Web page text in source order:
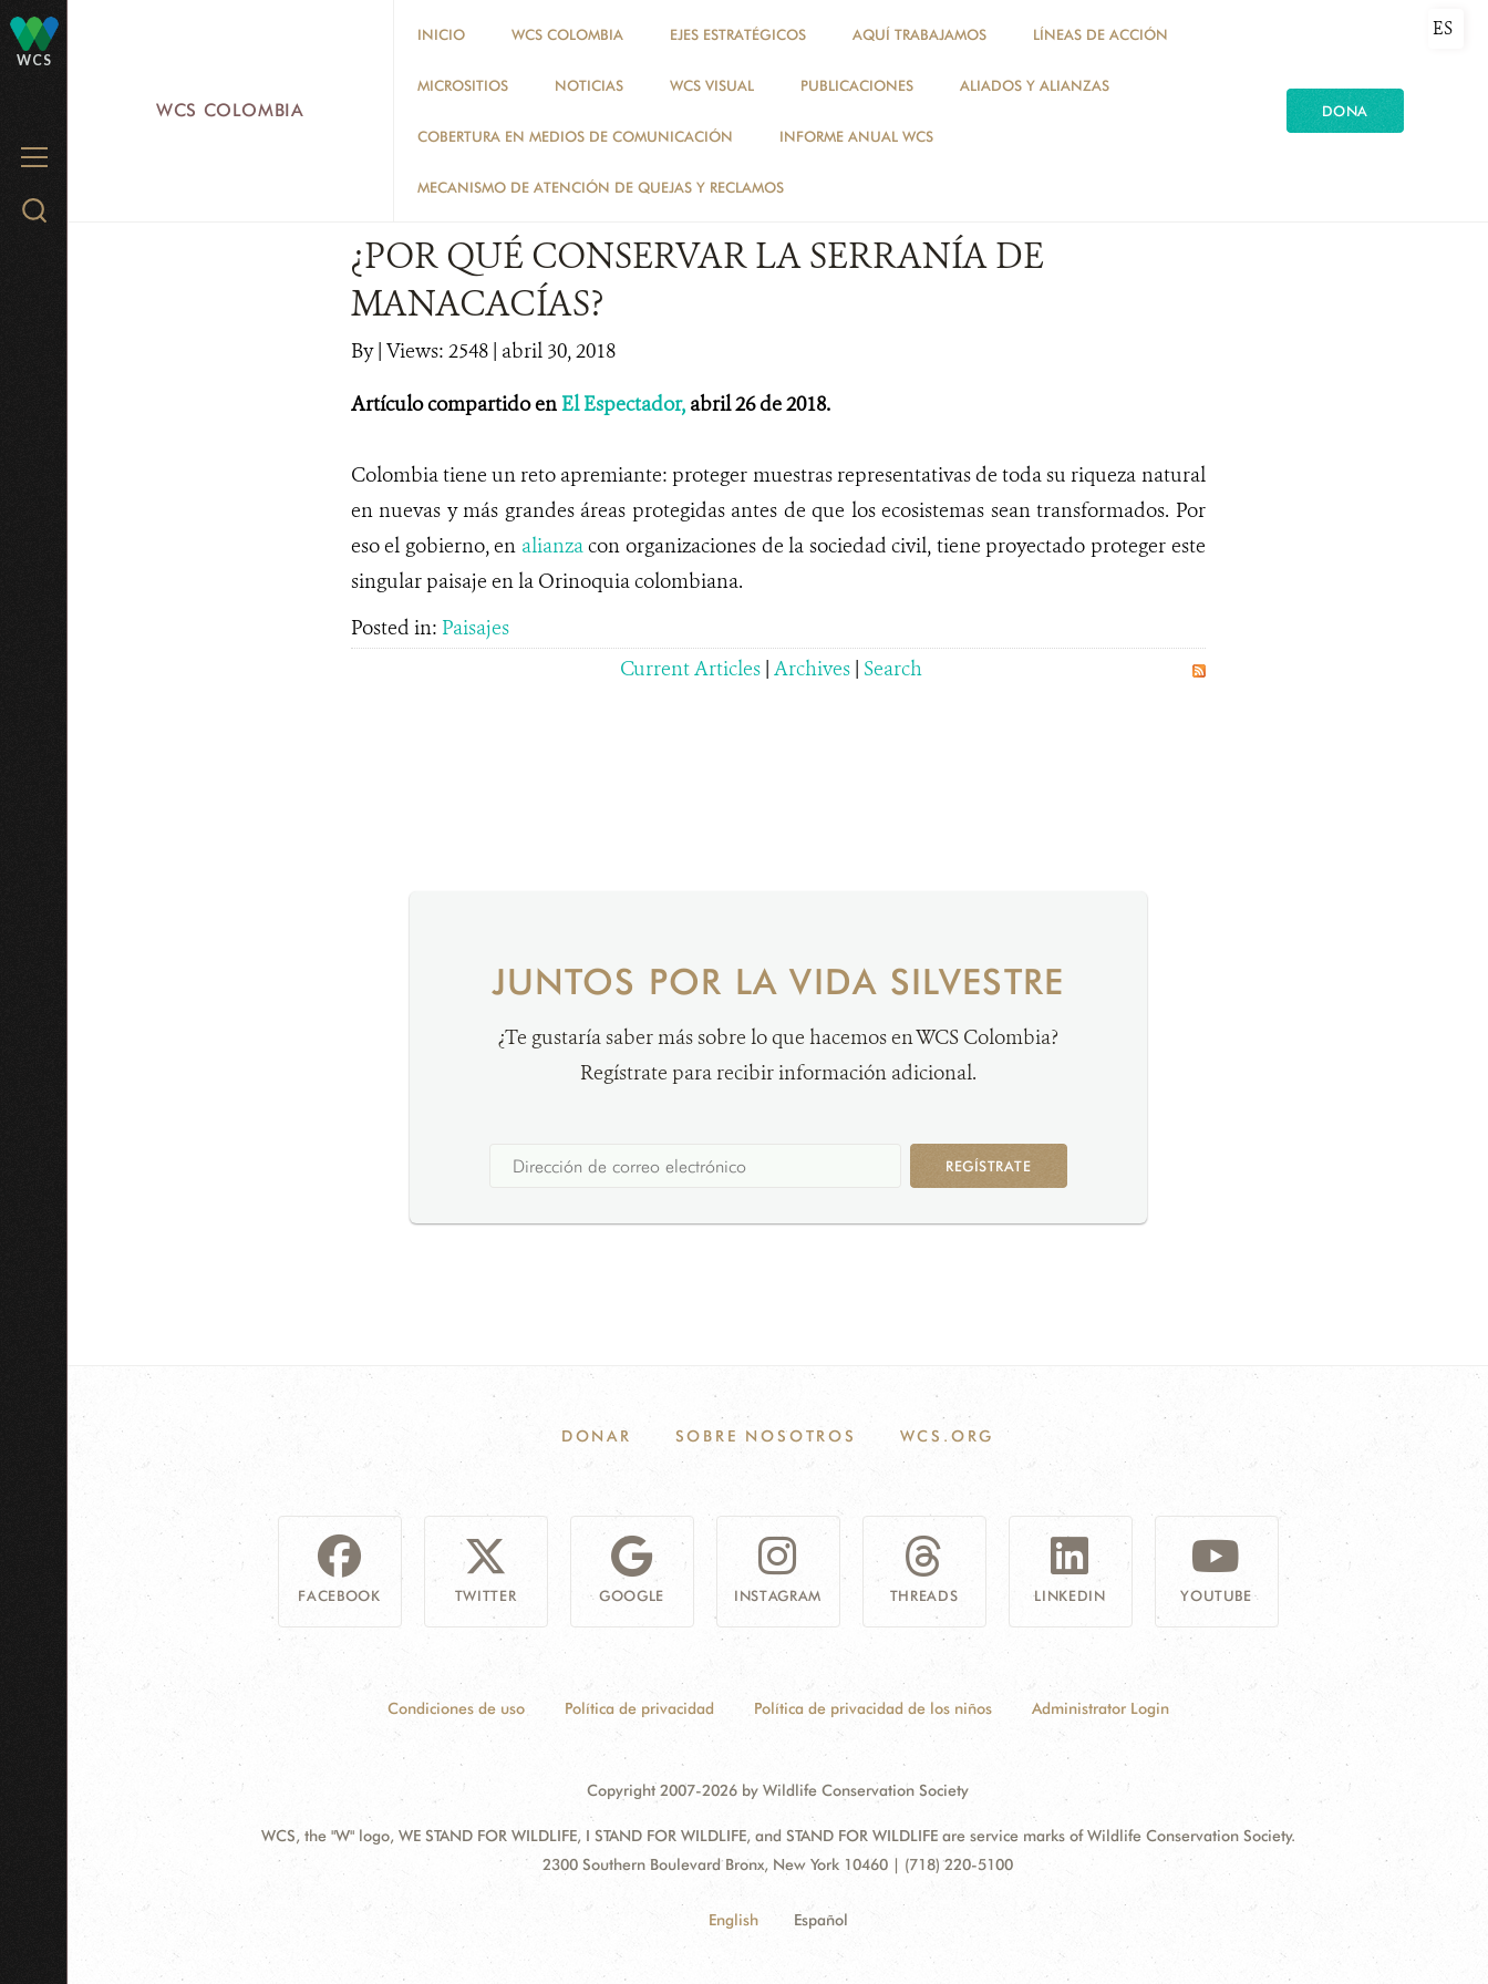
WCS
MENU
Search
WCS COLOMBIA
INICIO WCS COLOMBIA EJES ESTRATÉGICOS AQUÍ TRABAJAMOS LÍNEAS DE ACCIÓN
MICROSITIOS NOTICIAS WCS VISUAL PUBLICACIONES ALIADOS Y ALIANZAS
COBERTURA EN MEDIOS DE COMUNICACIÓN INFORME ANUAL WCS
MECANISMO DE ATENCIÓN DE QUEJAS Y RECLAMOS
DONA
ES
NOTICIAS
¿POR QUÉ CONSERVAR LA SERRANÍA DE
MANACACÍAS?
By| Views: 2548| abril 30, 2018
Artículo compartido enEl Espectador,abril 26 de 2018.
Colombia tiene un reto apremiante: proteger muestras representativas de toda su riqueza natural
en nuevas y más grandes áreas protegidas antes de que los ecosistemas sean transformados. Por
eso el gobierno, en alianzacon organizaciones de la sociedad civil, tiene proyectado proteger este
singular paisaje en la Orinoquia colombiana.
Posted in: Paisajes
Current Articles | Archives | Search
JUNTOS POR LA VIDA SILVESTRE
¿Te gustaría saber más sobre lo que hacemos en WCS Colombia?
Regístrate para recibir información adicional.
REGÍSTRATE
DONAR SOBRE NOSOTROS WCS.ORG
FACEBOOK TWITTER GOOGLE INSTAGRAM THREADS LINKEDIN YOUTUBE
Condiciones de uso Política de privacidad Política de privacidad de los niños Administrator Login
Copyright 2007-2026 by Wildlife Conservation Society
WCS, the "W" logo, WE STAND FOR WILDLIFE, I STAND FOR WILDLIFE, and STAND FOR WILDLIFE are service marks of Wildlife Conservation Society.
Address:
2300 Southern Boulevard Bronx, New York 10460 | (718) 220-5100
English Español